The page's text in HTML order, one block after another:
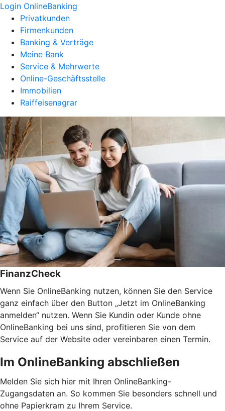
Login OnlineBanking
Privatkunden
Firmenkunden
Banking & Verträge
Meine Bank
Service & Mehrwerte
Online-Geschäftsstelle
Immobilien
Raiffeisenagrar
FinanzCheck
Wenn Sie OnlineBanking nutzen, können Sie den Service
ganz einfach über den Button „Jetzt im OnlineBanking
anmelden“ nutzen. Wenn Sie Kundin oder Kunde ohne
OnlineBanking bei uns sind, profitieren Sie von dem
Service auf der Website oder vereinbaren einen Termin.
Im OnlineBanking abschließen
Melden Sie sich hier mit Ihren OnlineBanking-
Zugangsdaten an. So kommen Sie besonders schnell und
ohne Papierkram zu Ihrem Service.